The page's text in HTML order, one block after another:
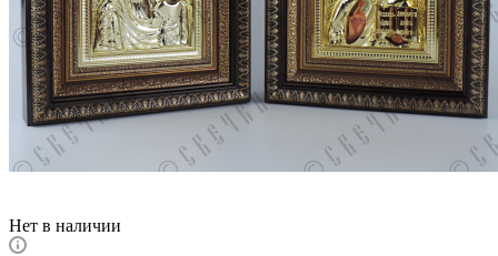
Нет в наличии